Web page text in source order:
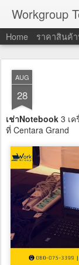
Workgroup
Home ราคาสินค้า
AUG
28
เช่าNotebook 3 เค
ที่ Centara Grand